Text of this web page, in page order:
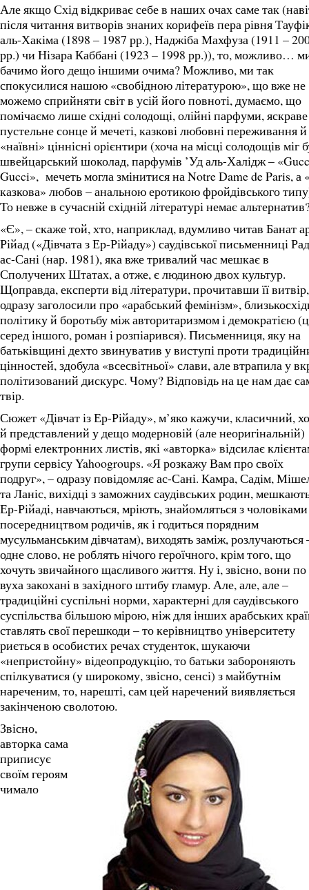
Але якщо Схід відкриває себе в наших очах саме так
після читання витворів знаних корифеїв пера рівня
аль-Хакіма (1898 – 1987 рр.), Наджіба Махфуза (1911 –
рр.) чи Нізара Каббані (1923 – 1998 рр.)), то, можливо…
бачимо його дещо іншими очима? Можливо, ми так
спокусилися нашою «свобідною літературою», що вже не
можемо сприйняти світ в усій його повноті, думаємо, що
помічаємо лише східні солодощі, олійні парфуми, яскраве
пустельне сонце й мечеті, казкові любовні переживання й
«наївні» ціннісні орієнтири (хоча на місці солодощів міг
швейцарський шоколад, парфумів ’Уд аль-Халідж –
Gucci», мечеть могла змінитися на Notre Dame de Paris, а
казкова» любов – анальною еротикою фройдівського
То невже в сучасній східній літературі немає
«Є», – скаже той, хто, наприклад, вдумливо читав Банат
Рійад («Дівчата з Ер-Рійаду») саудівської письменниці
ас-Сані (нар. 1981), яка вже тривалий час мешкає в
Сполучених Штатах, а отже, є людиною двох культур.
Щоправда, експерти від літератури, прочитавши її витвір,
одразу заголосили про «арабський фемінізм»,
політику й боротьбу між авторитаризмом і демократією
серед іншого, роман і розпіарився). Письменниця, яку на
батьківщині дехто звинуватив у виступі проти
цінностей, здобула «всесвітньої» слави, але втрапила у
політизований дискурс. Чому? Відповідь на це нам дає
твір.
Сюжет «Дівчат із Ер-Рійаду», м’яко кажучи, класичний,
й представлений у дещо модерновій (але неоригінальній)
формі електронних листів, які «авторка» відсилає
групи сервісу Yahoogroups. «Я розкажу Вам про своїх
подруг», – одразу повідомляє ас-Сані. Камра, Садім,
та Ланіс, вихідці з заможних саудівських родин,
Ер-Рійаді, навчаються, мріють, знайомляться з
посередництвом родичів, як і годиться порядним
мусульманським дівчатам), виходять заміж, розлучаються
одне слово, не роблять нічого героїчного, крім того, що
хочуть звичайного щасливого життя. Ну і, звісно, вони по
вуха закохані в західного штибу гламур. Але, але, але –
традиційні суспільні норми, характерні для саудівського
суспільства більшою мірою, ніж для інших арабських
ставлять свої перешкоди – то керівництво університету
риється в особистих речах студенток, шукаючи
«непристойну» відеопродукцію, то батьки забороняють
спілкуватися (у широкому, звісно, сенсі) з майбутнім
нареченим, то, нарешті, сам цей наречений виявляється
закінченою сволотою.
Звісно,
авторка сама
приписує
своїм героям
чимало